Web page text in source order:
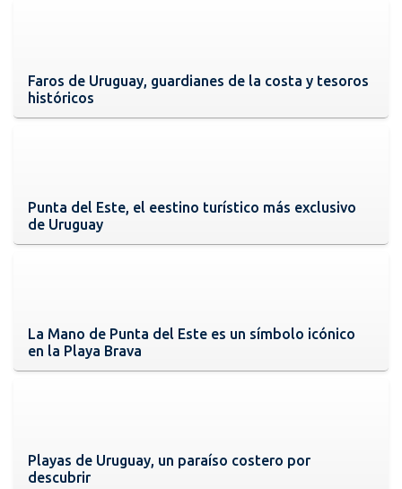
Faros de Uruguay, guardianes de la costa y tesoros
históricos
Punta del Este, el eestino turístico más exclusivo
de Uruguay
La Mano de Punta del Este es un símbolo icónico
en la Playa Brava
Playas de Uruguay, un paraíso costero por
descubrir